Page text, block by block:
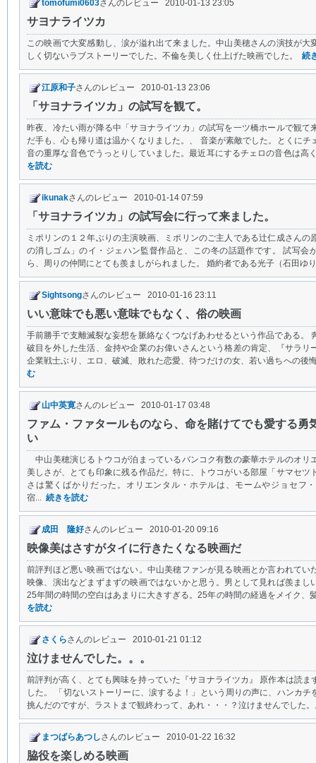
tomofumi0603さんのレビュー 2010-01-13 23:05
サヨナライツカ
この映画で大変感動し、涙が溢れ出て来ました。中山美穂さんの演技が大
しく切ないラブストーリーでした。不倫を美しく仕上げた映画でした。 続
江原和子さんのレビュー 2010-01-13 23:06
「サヨナライツカ」の試写を観て。
昨夜、冷たい雨が降る中「サヨナライツカ」の試写を一ツ橋ホールで観て
だ手も、心も帰り道は温かくなりました。、 音楽が素敵でした。とくにチ
音の重厚な音色でうっとりしていました。最近耳にするチェロの音色は高
を読む
ikunakさんのレビュー 2010-01-14 07:59
「サヨナライツカ」の試写会に行って来ました。
ミポリンの１２年ぶりの主演映画、ミポリンのご主人である辻仁成さんの
の消しゴム」のイ・ジェハン監督作品と、この冬の話題作です。 試写会
ら、周りの仲間にとても羨ましがられました。 婚約者である光子（石田ゆ
Sightsongさんのレビュー 2010-01-16 23:11
いい意味でも悪い意味でもなく、俗の映画
手前勝手で支離滅裂な妄想を脈絡なくつなげあわせるという作品である。
破目を外した生活、金持や企業のお偉いさんという格差の肯定、『サラリ
企業戦士ぶり、エロ、破滅、敗れた恋愛、待つだけの女、若い過ちへの後
む
山中英寛さんのレビュー 2010-01-17 03:48
ファム・ファタールものなら、命を賭けてでも愛する勇
い
中山美穂演じるトウコが泊まっているバンコク有数の豪華ホテルのオリ
美しさが、とても印象に残る作品だ。特に、トウコがいる部屋「サマセツ
さは驚くばかりだった。オリエンタル・ホテルは、モームやジョセフ
宿... 続きを読む
成田 隆好さんのレビュー 2010-01-20 09:16
映像美はさすがタイに行きたくなる映画だ
前評判ほど悪い映画ではない。中山美穂ファンが見る映画とか言われてい
映像、演出などまずまずの映画ではないかと思う。男として見れば羨まし
25年間の時間の空白はあまりに大きすぎる。25年の時間の経過をメイク、
を読む
さくらさんのレビュー 2010-01-21 01:12
泣けませんでした。。。
前評判が高く、とても興味を持っていた『サヨナライツカ』 原作本は読ま
した。 「切ないストーリーに、涙するよ！」という周りの声に、ハンカチ
挑んだのですが、ラストまで観終わって、あれ・・・？泣けませんでした
まつばらあつしさんのレビュー 2010-01-22 16:32
脇役を楽しめる映画